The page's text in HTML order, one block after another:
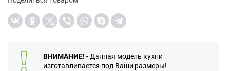
ВНИМАНИЕ! - Данная модель кухни
изготавливается под Ваши размеры!